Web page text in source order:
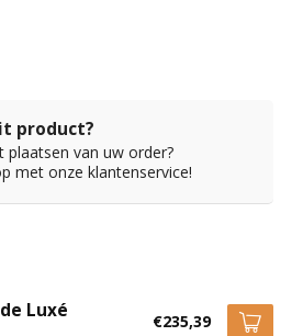
product?
van uw order?
met onze klantenservice!
Luxé €235,39